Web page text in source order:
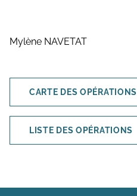
Mylène NAVETAT
CARTE DES OPÉRATIONS
LISTE DES OPÉRATIONS